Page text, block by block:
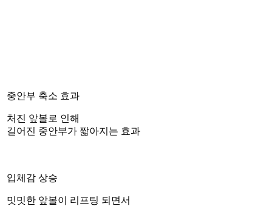
중안부 축소 효과
처진 앞볼로 인해
길어진 중안부가 짧아지는 효과
입체감 상승
밋밋한 앞볼이 리프팅 되면서